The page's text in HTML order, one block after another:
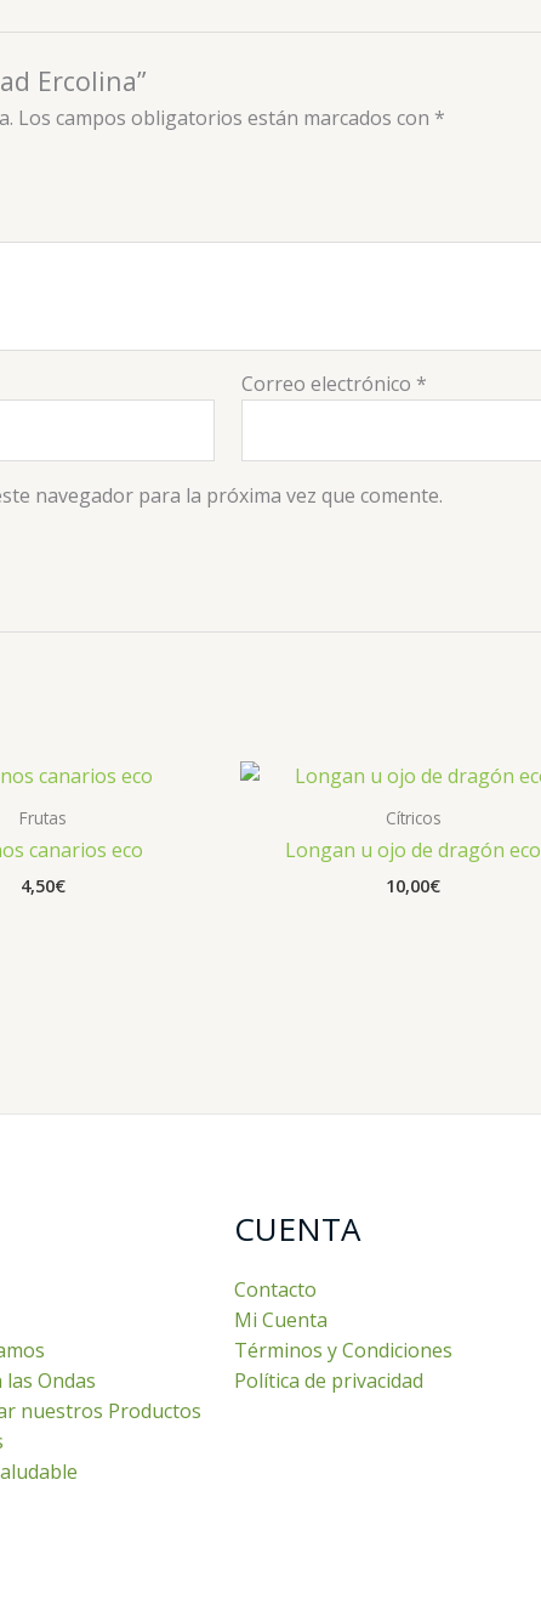
Ercolina”
Los campos obligatorios están marcados con *
Correo electrónico *
navegador para la próxima vez que comente.
Frutas
canarios eco
4,50€
Cítricos
Longan u ojo de dragón eco
10,00€
las Ondas
nuestros Productos
CUENTA
Contacto
Mi Cuenta
Términos y Condiciones
Política de privacidad